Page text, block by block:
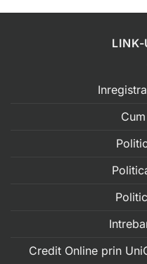
LINK-
Credit Online prin